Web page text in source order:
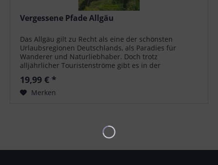
Vergessene Pfade Allgäu
Das Allgäu gilt zu Recht als eine der schönsten
Urlaubsregionen Deutschlands, als Paradies für
Wanderer und Naturliebhaber. Doch trotz
alljährlicher Touristenströme gibt es in der
wildromantischen Allgäuer Bergwelt auch noch
einsame Wege...
19,99 € *
Merken